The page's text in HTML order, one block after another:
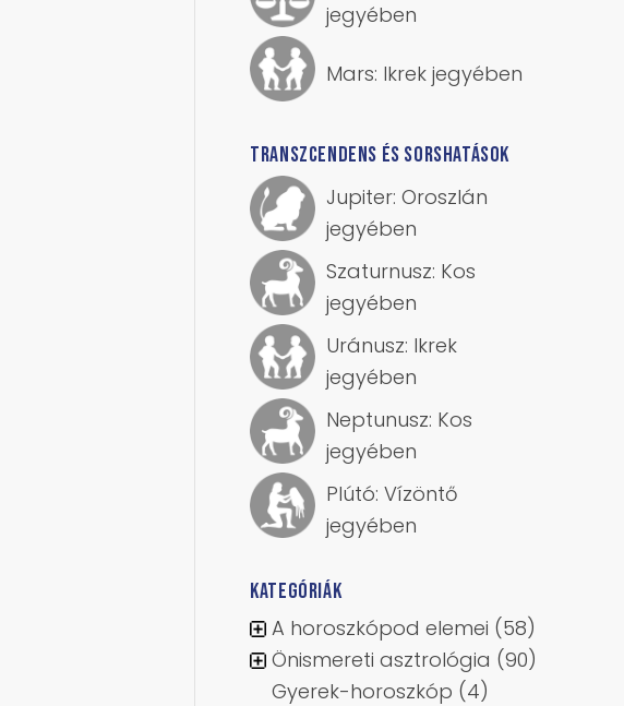
jegyében
Mars: Ikrek jegyében
TRANSZCENDENS ÉS SORSHATÁSOK
Jupiter: Oroszlán
jegyében
Szaturnusz: Kos
jegyében
Uránusz: Ikrek
jegyében
Neptunusz: Kos
jegyében
Plútó: Vízöntő
jegyében
KATEGÓRIÁK
A horoszkópod elemei (58)
Önismereti asztrológia (90)
Gyerek-horoszkóp (4)